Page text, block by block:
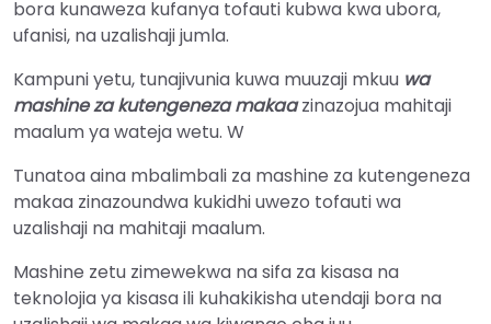
bora kunaweza kufanya tofauti kubwa kwa ubora,
ufanisi, na uzalishaji jumla.
Kampuni yetu, tunajivunia kuwa muuzaji mkuu wa
mashine za kutengeneza makaazinazojua mahitaji
maalum ya wateja wetu. W
Tunatoa aina mbalimbali za mashine za kutengeneza
makaa zinazoundwa kukidhi uwezo tofauti wa
uzalishaji na mahitaji maalum.
Mashine zetu zimewekwa na sifa za kisasa na
teknolojia ya kisasa ili kuhakikisha utendaji bora na